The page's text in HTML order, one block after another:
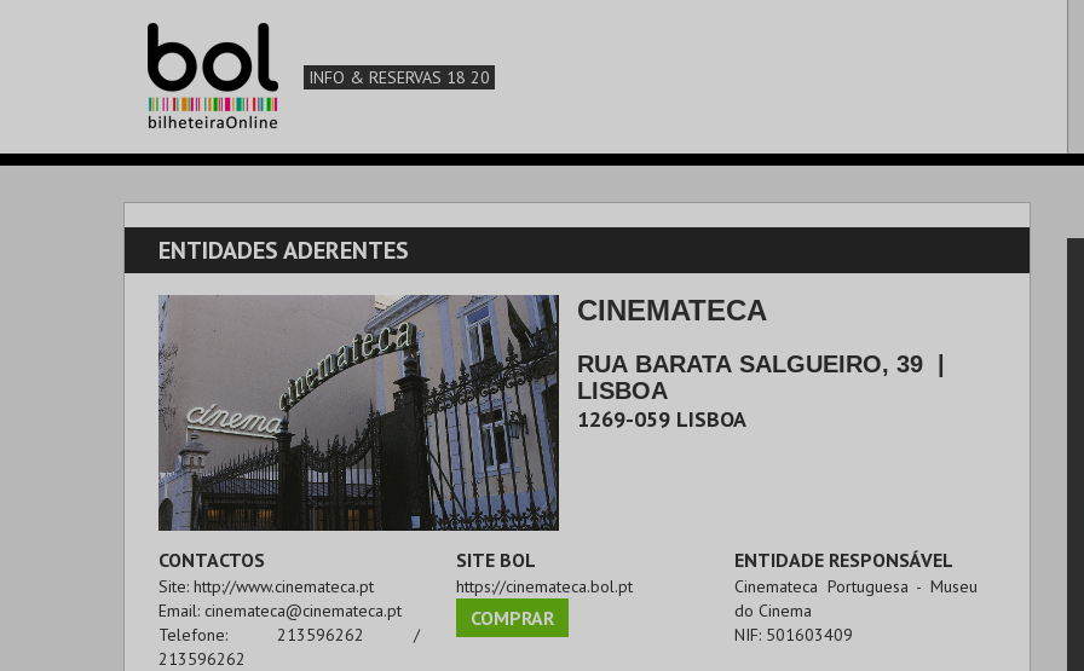
INFO & RESERVAS 18 20
ENTIDADES ADERENTES
CINEMATECA
RUA BARATA SALGUEIRO, 39
LISBOA
1269-059 LISBOA
CONTACTOS
Site: http://www.cinemateca.pt
Email: cinemateca@cinemateca.pt
Telefone: 213596262 /
213596262
SITE BOL
https://cinemateca.bol.pt
COMPRAR
ENTIDADE RESPONSÁVEL
Cinemateca Portuguesa - Museu
do Cinema
NIF: 501603409